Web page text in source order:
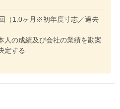
（1.0ヶ月※初年度寸志／過去
の成績及び会社の業績を勘案
定する